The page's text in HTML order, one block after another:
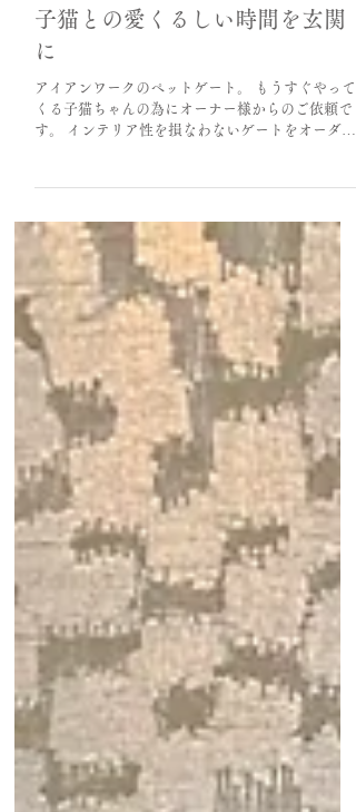
2025年12月10日
子猫との愛くるしい時間を玄関
くる子猫ちゃんの為にオーナー様からのご依頼で
す。 インテリア性を損なわないゲートをオーダー
でデザインし製作しました。